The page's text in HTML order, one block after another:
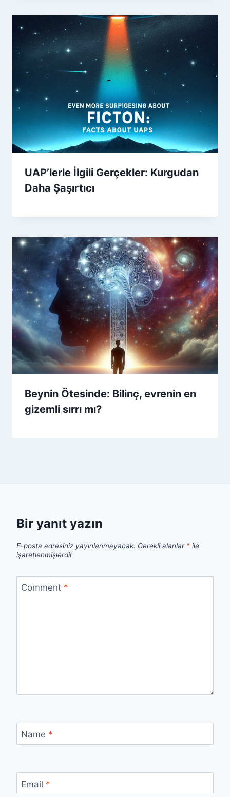
UAP’lerle İlgili Gerçekler: Kurgudan
Daha Şaşırtıcı
Beynin Ötesinde: Bilinç, evrenin en
gizemli sırrı mı?
Bir yanıt yazın
E-posta adresiniz yayınlanmayacak. Gerekli alanlar * ile
işaretlenmişlerdir
Comment *
Name *
Email *